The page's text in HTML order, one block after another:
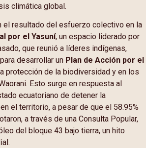
climática global.
el resultado del esfuerzo colectivo en la
por el Yasuní, un espacio liderado por
que reunió a líderes indígenas,
desarrollar un Plan de Acción por el
protección de la biodiversidad y en los
Esto surge en respuesta al
ecuatoriano de detener la
el territorio, a pesar de que el 58.95%
a través de una Consulta Popular,
del bloque 43 bajo tierra, un hito